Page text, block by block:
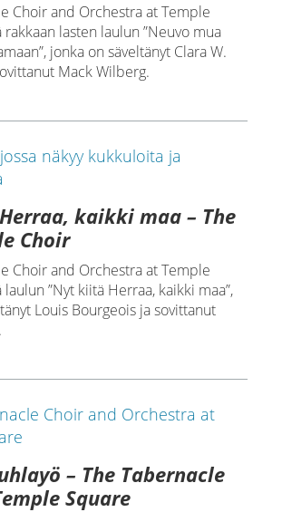
Choir and Orchestra at Temple
lasten laulun ”Neuvo mua
jonka on säveltänyt Clara W.
Mack Wilberg.
kaikki maa – The
Choir
Choir and Orchestra at Temple
”Nyt kiitä Herraa, kaikki maa”,
Louis Bourgeois ja sovittanut
– The Tabernacle
Square